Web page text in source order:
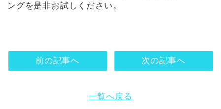
ングを是非お試しください。
前の記事へ
一覧へ戻る
次の記事へ